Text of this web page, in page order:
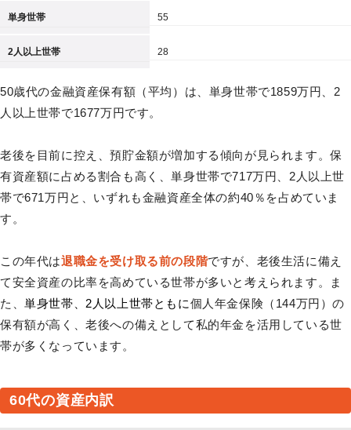
単身世帯 55
2人以上世帯 28
50歳代の金融資産保有額（平均）は、単身世帯で1859万円、2
人以上世帯で1677万円です。
老後を目前に控え、預貯金額が増加する傾向が見られます。保
有資産額に占める割合も高く、単身世帯で717万円、2人以上世
帯で671万円と、いずれも金融資産全体の約40％を占めていま
す。
この年代は退職金を受け取る前の段階ですが、老後生活に備え
て安全資産の比率を高めている世帯が多いと考えられます。ま
た、単身世帯、2人以上世帯ともに個人年金保険（144万円）の
保有額が高く、老後への備えとして私的年金を活用している世
帯が多くなっています。
60代の資産内訳